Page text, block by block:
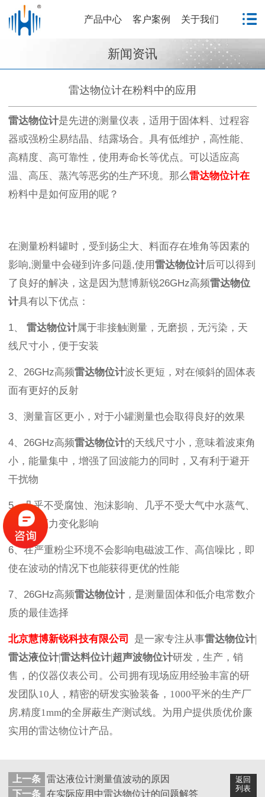
产品中心 客户案例 关于我们
新闻资讯
雷达物位计在粉料中的应用
雷达物位计是先进的测量仪表，适用于固体料、过程容
器或强粉尘易结晶、结露场合。具有低维护，高性能、
高精度、高可靠性，使用寿命长等优点。可以适应高
温、高压、蒸汽等恶劣的生产环境。那么雷达物位计在
粉料中是如何应用的呢？
在测量粉料罐时，受到 扬尘大、料面存在堆角等因素的
影响,测量中会碰到许多问题,使用雷达物位计后可以得到
了良好的解决，这是因为慧博新锐26GHz高频雷达物位
计具有以下优点：
1、 雷达物位计属于非接触测量，无磨损，无污染，天
线尺寸小，便于安装
2、26GHz高频雷达物位计波长更短，对在倾斜的固体表
面有更好的反射
3、测量盲区更小，对于小罐测量也会取得良好的效果
4、26GHz高频雷达物位计的天线尺寸小，意味着波束角
小，能量集中，增强了回波能力的同时，又有利于避开
干扰物
5、几乎不受腐蚀、泡沫影响、几乎不受大气中水蒸气、
温度和压力变化影响
6、在严重粉尘环境不会影响电磁波工作、高信噪比，即
使在波动的情况下也能获得更优的性能
7、26GHz高频雷达物位计 ，是测量固体和低介电常数介
质的最佳选择
北京慧博新锐科技有限公司 是一家专注从事雷达物位计|
雷达液位计|雷达料位计|超声波物位计研发，生产，销
售，的仪器仪表公司。公司拥有现场应用经验丰富的研
发团队10人，精密的研发实验装备，1000平米的生产厂
房,精度1mm的全屏蔽生产测试线。为用户提供质优价廉
实用的雷达物位计产品。
返回
列表
上一条 雷达液位计测量值波动的原因
下一条 在实际应用中雷达物位计的问题解答